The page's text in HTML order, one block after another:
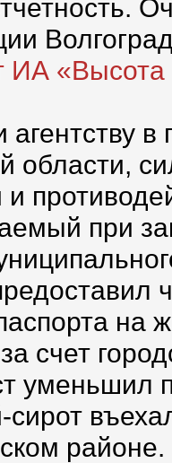
ИА «Высота
агентству
области,
и
при
на
счет
уменьшил
сирот
районе.